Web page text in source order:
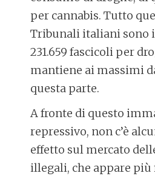
per cannabis. Tutto
Tribunali italiani sono
231.659 fascicoli per
mantiene ai massimi
questa parte.
A fronte di questo
repressivo, non c’è
effetto sul mercato
illegali, che appare